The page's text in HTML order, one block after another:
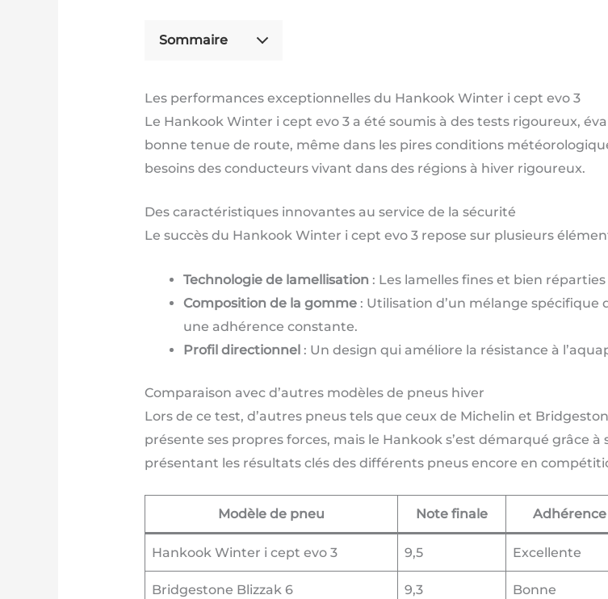
Sommaire
Les performances exceptionnelles du Hankook Winter i cept evo 3
Le Hankook Winter i cept evo 3 a été soumis à des tests rigoureux,
bonne tenue de route, même dans les pires conditions
besoins des conducteurs vivant dans des régions à hiver rigoureux.
Des caractéristiques innovantes au service de la sécurité
Le succès du Hankook Winter i cept evo 3 repose sur plusieurs
Technologie de lamellisation : Les lamelles fines et bien
Composition de la gomme: Utilisation d’un mélange spécifique
une adhérence constante.
Profil directionnel: Un design qui améliore la résistance à
Comparaison avec d’autres modèles de pneus hiver
Lors de ce test, d’autres pneus tels que ceux de Michelin et
présente ses propres forces, mais le Hankook s’est démarqué grâce
présentant les résultats clés des différents pneus encore en
Modèle de pneu Note finale
Hankook Winter i cept evo 3 9,5 Excellente
Bridgestone Blizzak 6 9,3 Bonne